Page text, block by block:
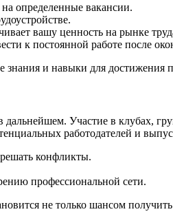
определенные вакансии.
вашу ценность на рынке
к постоянной работе после
знания и навыки для достижения
дальнейшем. Участие в клубах,
работодателей и
конфликты.
профессиональной сети.
не только шансом